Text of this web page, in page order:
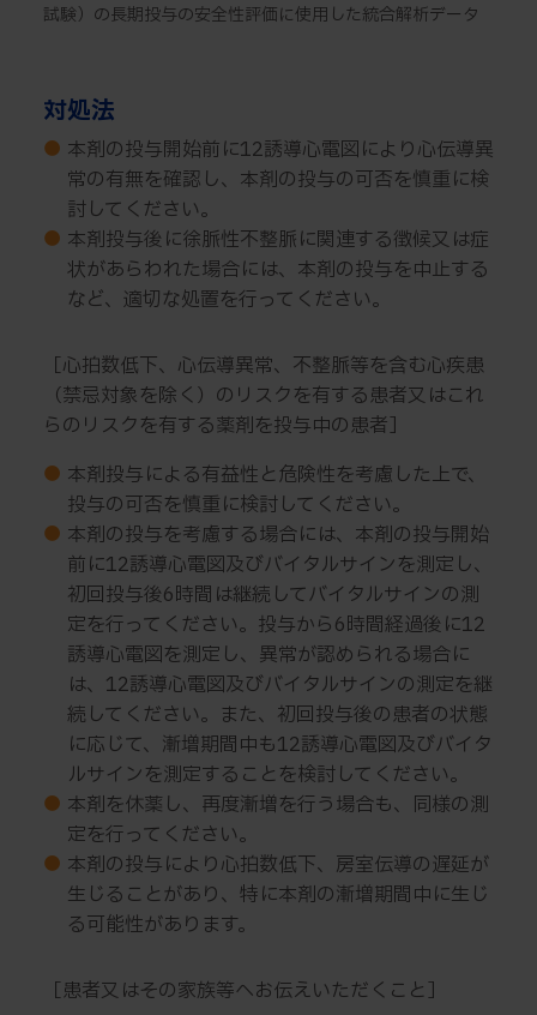
試験）の長期投与の安全性評価に使用した統合解析データ
対処法
● 本剤の投与開始前に12誘導心電図により心伝導異
常の有無を確認し、本剤の投与の可否を慎重に検
討してください。
● 本剤投与後に徐脈性不整脈に関連する徴候又は症
状があらわれた場合には、本剤の投与を中止する
など、適切な処置を行ってください。
［心拍数低下、心伝導異常、不整脈等を含む心疾患
（禁忌対象を除く）のリスクを有する患者又はこれ
らのリスクを有する薬剤を投与中の患者］
● 本剤投与による有益性と危険性を考慮した上で、
投与の可否を慎重に検討してください。
● 本剤の投与を考慮する場合には、本剤の投与開始
前に12誘導心電図及びバイタルサインを測定し、
初回投与後6時間は継続してバイタルサインの測
定を行ってください。投与から6時間経過後に12
誘導心電図を測定し、異常が認められる場合に
は、12誘導心電図及びバイタルサインの測定を継
続してください。また、初回投与後の患者の状態
に応じて、漸増期間中も12誘導心電図及びバイタ
ルサインを測定することを検討してください。
● 本剤を休薬し、再度漸増を行う場合も、同様の測
定を行ってください。
● 本剤の投与により心拍数低下、房室伝導の遅延が
生じることがあり、特に本剤の漸増期間中に生じ
る可能性があります。
［患者又はその家族等へお伝えいただくこと］